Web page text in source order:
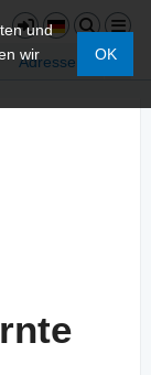
Adressen
und
wir
OK